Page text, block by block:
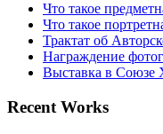
Что такое
Что такое
Трактат об
Награждение
Выставка в
Recent Works